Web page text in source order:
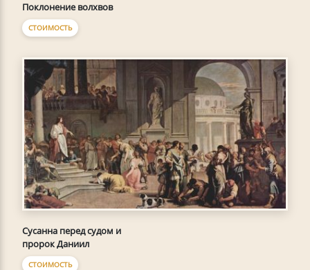
Поклонение волхвов
СТОИМОСТЬ
Сусанна перед судом и
пророк Даниил
СТОИМОСТЬ